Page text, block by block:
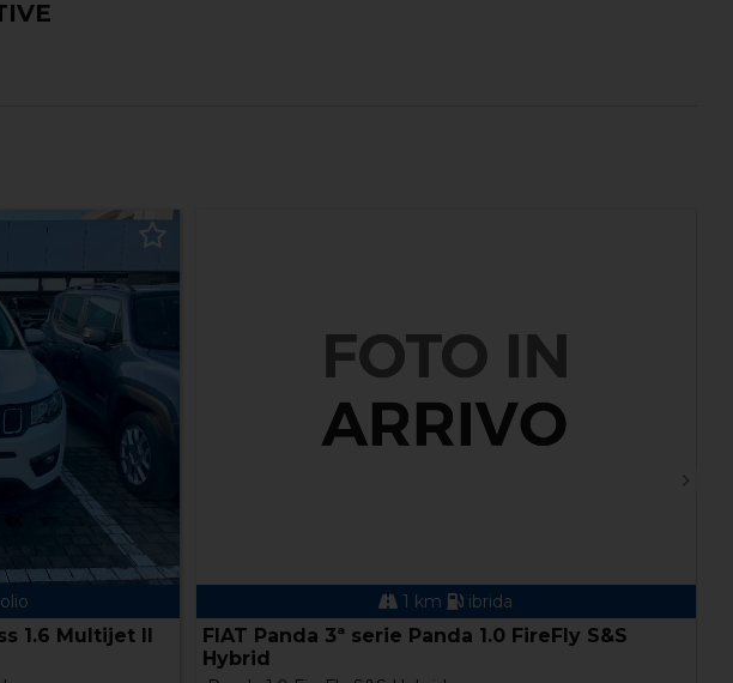
S&S
1 km ibrida
FIAT Panda 3ª serie Panda 1.0 FireFly S&S
Hybrid